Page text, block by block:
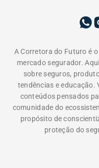
A Corretora do Futuro é
mercado segurador.
sobre seguros,
tendências e educação.
conteúdos pensados
comunidade do
propósito de
proteção do